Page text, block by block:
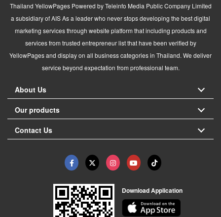
Thailand YellowPages Powered by Teleinfo Media Public Company Limited
a subsidiary of AIS As a leader who never stops developing the best digital
marketing services through website platform that including products and
services from trusted entrepreneur list that have been verified by
YellowPages and display on all business categories in Thailand. We deliver
service beyond expectation from professional team.
About Us
Our products
Contact Us
Download Application